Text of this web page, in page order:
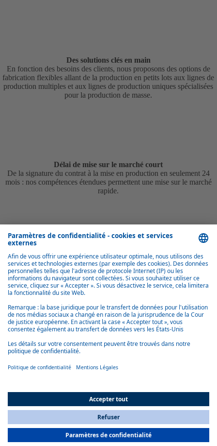
Des solutions clés en main
En fonction des besoins des clients, nous proposons des options de
fabrication flexibles allant de la production en petits lots aux lignes de
production multiples et aux lignes de production uniques spécialisées
pour la production de masse.
Délai de mise sur le marché court
De la signature du contrat à la mise en production en seulement 24
mois : nos compétences étendues permettent une mise sur le marché
rapide.
Présence mondiale
Notre réseau mondial soutient l’une des grandes forces de notre
entreprise. Dans le domaine de la vente, nous nous appuyons sur une
structure mondiale qui a fait ses preuves, avec un soutien local grâce à
une connaissance individuelle du marché.
Nous les avons mises à l'épreuve
Le centre d’essais et de prototypage de Hengersberg, en Allemagne,
offre des capacités de construction allant jusqu’à 1 200 prototypes de
systèmes de batteries par an, ce qui nous permet de garantir une mise
cœur de l’installation d’essai est l’e-MAST (table oscillante multiaxiale
spécifications du client et de les tester dans des conditions
réalistes. Notre développement, nos tests et notre validation
électroniques internes garantissent une réduction des délais de mise sur
le marché, du pré-développement au début de la production en série.
Hengersberg est également le modèle pour d’autres installations de test
de batteries, tout comme le centre de batteries chinois Webasto à
You are currently on our website forFrance. To view your local
information, please visit our website forAmerica.
All Countries